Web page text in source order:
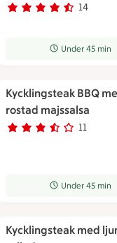
Betyg 4.6 av 5. 14
14 personer har röstat
Receptet tar
Under 45 min
Kycklingsteak BBQ
rostad majssalsa
Betyg 3.3 av 5. 11
11 personer har röstat
Receptet tar
Under 45 min
Kycklingsteak med